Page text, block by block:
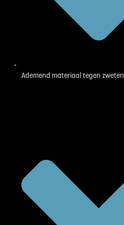
Ademend materiaal tegen zweten